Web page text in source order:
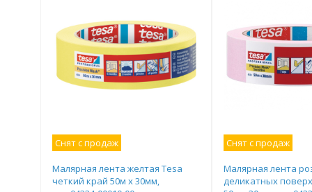
Снят с продаж
Малярная лента желтая Tesa
четкий край 50м х 30мм,
Снят с продаж
Малярная лента
деликатных